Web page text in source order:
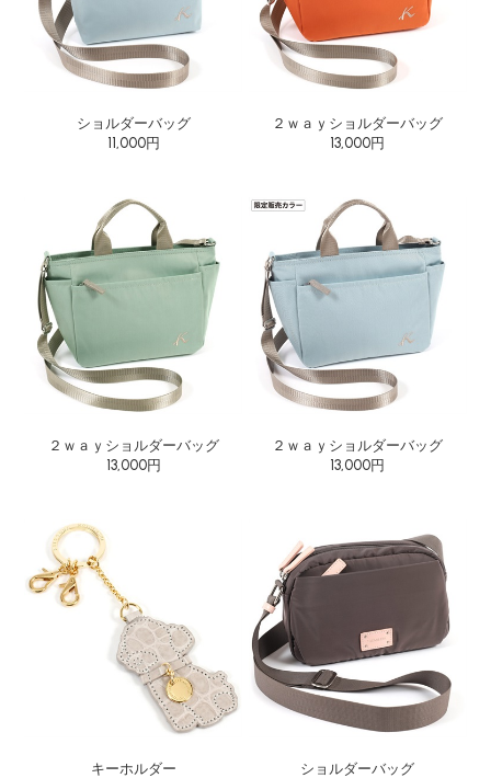
ショルダーバッグ
11,000円
２ｗａｙショルダーバッグ
13,000円
２ｗａｙショルダーバッグ
13,000円
２ｗａｙショルダーバッグ
13,000円
キーホルダー
ショルダーバッグ